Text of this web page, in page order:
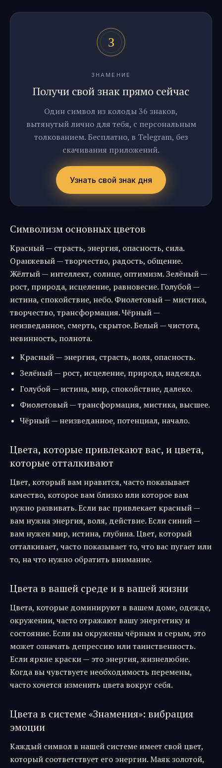
ЗНАМЕНИЕ
Получи свой знак прямо сейчас
Один символ из колоды 36 знаков,
вытянутый лично для тебя, с персональным
толкованием. Бесплатно, в Telegram, без
скачивания приложений.
Узнать свой знак дня
Символизм основных цветов
Красный — страсть, энергия, опасность, сила.
Оранжевый — творчество, радость, общение.
Жёлтый — интеллект, солнце, оптимизм. Зелёный —
рост, природа, исцеление, равновесие. Голубой —
истина, спокойствие, небо. Фиолетовый — мистика,
творчество, трансформация. Чёрный —
неизведанное, смерть, скрытое. Белый — чистота,
невинность, полнота.
Красный — энергия, страсть, воля, опасность.
Зелёный — рост, исцеление, природа, надежда.
Голубой — истина, мир, спокойствие, далеко.
Фиолетовый — трансформация, мистика, высшее.
Чёрный — неизведанное, потенциал, начало.
Цвета, которые привлекают вас, и цвета,
которые отталкивают
Цвет, который вам нравится, часто показывает
качество, которое вам близко или которое вам
нужно развивать. Если вас привлекает красный —
вам нужна энергия, воля, действие. Если синий —
вам нужен мир, истина, глубина. Цвет, который
отталкивает, часто показывает то, что вас пугает или
то, на что нужно обратить внимание.
Цвета в вашей среде и в вашей жизни
Цвета, которые доминируют в вашем доме, одежде,
окружении, часто отражают вашу энергетику и
состояние. Если вы окружены чёрным и серым, это
может означать депрессию или таинственность.
Если яркие краски — это энергия, жизнелюбие.
Когда вы чувствуете необходимость перемены,
часто хочется изменить цвета вокруг себя.
Цвета в системе «Знамения»: вибрация
эмоции
Каждый символ в нашей системе имеет свой цвет,
который соответствует его энергии. Маяк золотой,